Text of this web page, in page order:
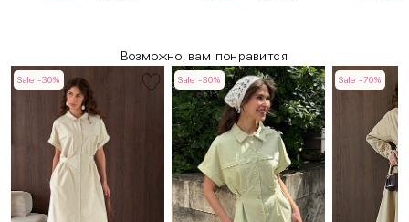
Возможно, вам понравится
Sale -30% Sale -30% Sale -70%